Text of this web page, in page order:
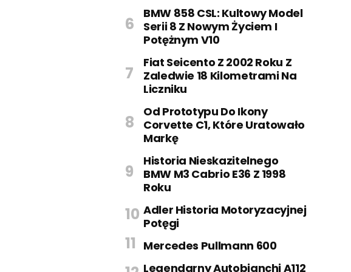
BMW 858 CSL: Kultowy Model
Serii 8 Z Nowym Życiem I
Potężnym V10
Fiat Seicento Z 2002 Roku Z
Zaledwie 18 Kilometrami Na
Liczniku
Od Prototypu Do Ikony
Corvette C1, Które Uratowało
Markę
Historia Nieskazitelnego
BMW M3 Cabrio E36 Z 1998
Roku
Adler Historia Motoryzacyjnej
Potęgi
Mercedes Pullmann 600
Legendarny Autobianchi A112